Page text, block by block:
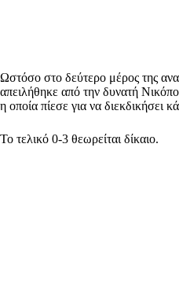
Ωστόσο στο δεύτερο μέρος της
απειλήθηκε από την δυνατή
η οποία πίεσε για να διεκδικήσει
Το τελικό 0-3 θεωρείται δίκαιο.